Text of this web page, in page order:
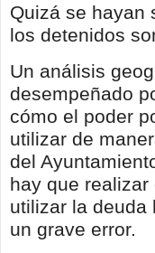
Quizá se hayan
los detenidos
Un análisis
desempeñado
cómo el poder
utilizar de
del
hay que
utilizar la deuda
un grave error.